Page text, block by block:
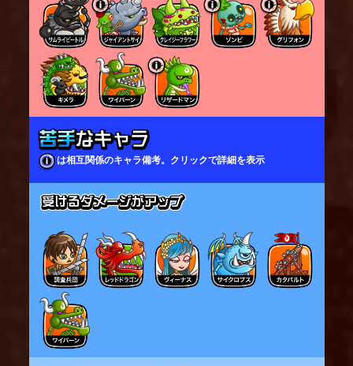
は相互関係のキャラ備考。クリックで詳細を表示